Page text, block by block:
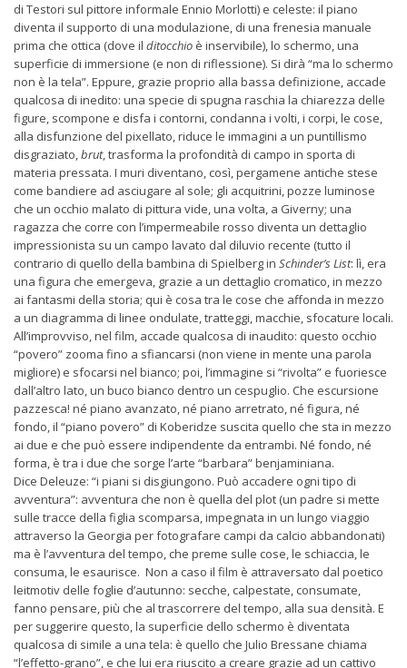
di Testori sul pittore informale Ennio Morlotti) e celeste: il piano
diventa il supporto di una modulazione, di una frenesia manuale
prima che ottica (dove il ditocchio è inservibile), lo schermo, una
superficie di immersione (e non di riflessione). Si dirà “ma lo schermo
non è la tela”. Eppure, grazie proprio alla bassa definizione, accade
qualcosa di inedito: una specie di spugna raschia la chiarezza delle
figure, scompone e disfa i contorni, condanna i volti, i corpi, le cose,
alla disfunzione del pixellato, riduce le immagini a un puntillismo
disgraziato,brut, trasforma la profondità di campo in sporta di
materia pressata. I muri diventano, così, pergamene antiche stese
come bandiere ad asciugare al sole; gli acquitrini, pozze luminose
che un occhio malato di pittura vide, una volta, a Giverny; una
ragazza che corre con l’impermeabile rosso diventa un dettaglio
impressionista su un campo lavato dal diluvio recente (tutto il
contrario di quello della bambina di Spielberg in Schinder’s List: lì, era
una figura che emergeva, grazie a un dettaglio cromatico, in mezzo
ai fantasmi della storia; qui è cosa tra le cose che affonda in mezzo
a un diagramma di linee ondulate, tratteggi, macchie, sfocature locali.
All’improvviso, nel film, accade qualcosa di inaudito: questo occhio
“povero” zooma fino a sfiancarsi (non viene in mente una parola
migliore) e sfocarsi nel bianco; poi, l’immagine si “rivolta” e fuoriesce
dall’altro lato, un buco bianco dentro un cespuglio. Che escursione
pazzesca! né piano avanzato, né piano arretrato, né figura, né
fondo, il “piano povero” di Koberidze suscita quello che sta in mezzo
ai due e che può essere indipendente da entrambi. Né fondo, né
forma, è tra i due che sorge l’arte “barbara” benjaminiana.
Dice Deleuze: “i piani si disgiungono. Può accadere ogni tipo di
avventura”: avventura che non è quella del plot (un padre si mette
sulle tracce della figlia scomparsa, impegnata in un lungo viaggio
attraverso la Georgia per fotografare campi da calcio abbandonati)
ma è l’avventura del tempo, che preme sulle cose, le schiaccia, le
consuma, le esaurisce. Non a caso il film è attraversato dal poetico
leitmotiv delle foglie d’autunno: secche, calpestate, consumate,
fanno pensare, più che al trascorrere del tempo, alla sua densità. E
per suggerire questo, la superficie dello schermo è diventata
qualcosa di simile a una tela: è quello che Julio Bressane chiama
“l’effetto-grano”, e che lui era riuscito a creare grazie ad un cattivo